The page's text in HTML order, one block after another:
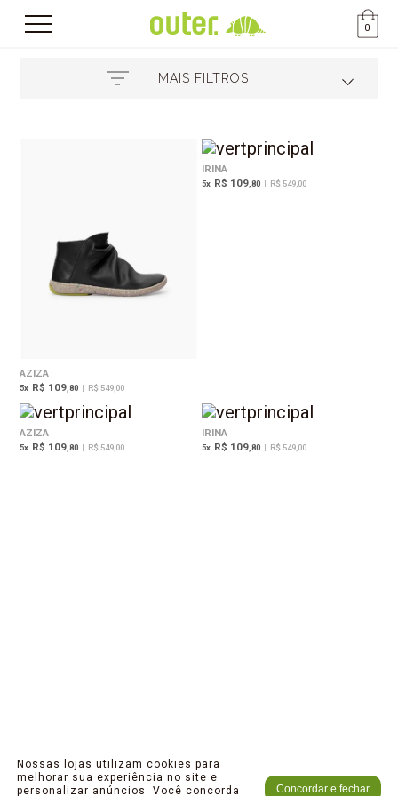
0
MAIS FILTROS
AZIZA
5x R$ 109 ,80 | R$ 549,00
IRINA
5x R$ 109,80 | R$ 549,00
AZIZA
5x R$ 109 ,80 | R$ 549,00
IRINA
5x R$ 109,80 | R$ 549,00
Nossas lojas utilizam cookies para
melhorar sua experiência no site e
personalizar anúncios. Você concorda
Concordar e fechar